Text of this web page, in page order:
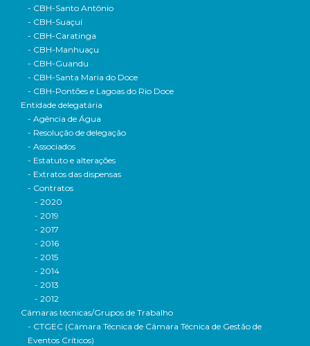
- CBH-Santo Antônio
- CBH-Suaçuí
- CBH-Caratinga
- CBH-Manhuaçu
- CBH-Guandu
- CBH-Santa Maria do Doce
- CBH-Pontões e Lagoas do Rio Doce
Entidade delegatária
- Agência de Água
- Resolução de delegação
- Associados
- Estatuto e alterações
- Extratos das dispensas
- Contratos
- 2020
- 2019
- 2017
- 2016
- 2015
- 2014
- 2013
- 2012
Câmaras técnicas/Grupos de Trabalho
- CTGEC (Câmara Técnica de Câmara Técnica de Gestão de
Eventos Críticos)